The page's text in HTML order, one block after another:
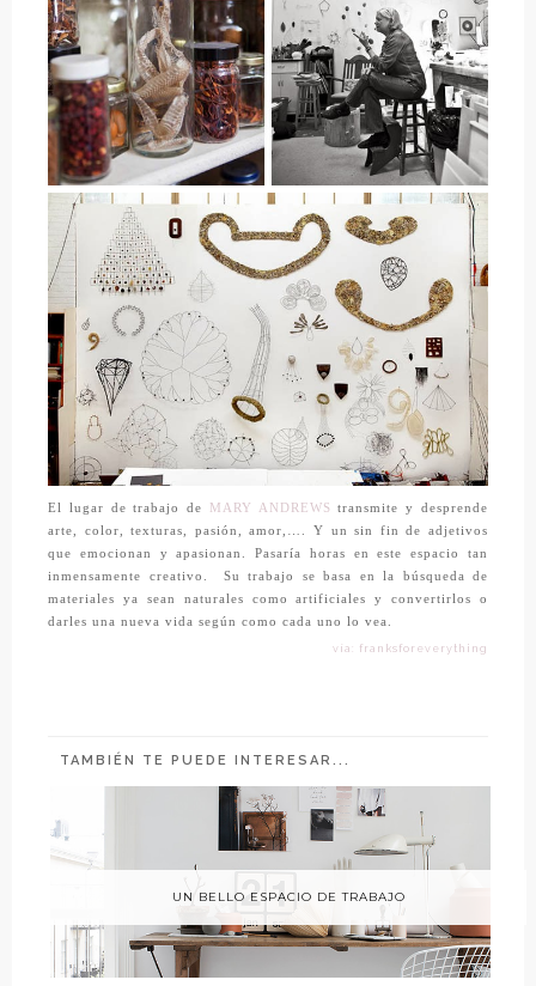
El lugar de trabajo de MARY ANDREWS
transmite y desprende
arte, color, texturas, pasión, amor,…. Y un sin fin de adjetivos
que emocionan y apasionan. Pasaría horas en este espacio tan
inmensamente creativo. Su trabajo se basa en la búsqueda de
materiales ya sean naturales como artificiales y convertirlos o
darles una nueva vida según como cada uno lo vea.
vía: franksforeverything
TAMBIÉN TE PUEDE INTERESAR...
UN BELLO ESPACIO DE TRABAJO